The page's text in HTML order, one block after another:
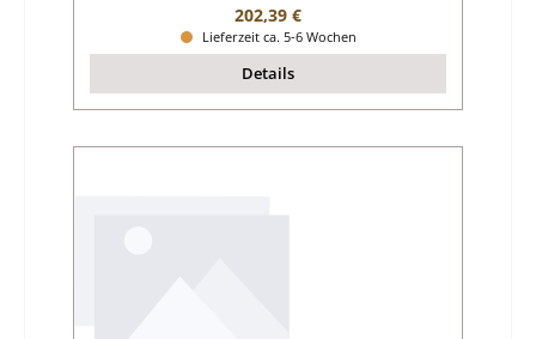
Regulärer Preis:
202,39 €
Lieferzeit ca. 5-6 Wochen
Details